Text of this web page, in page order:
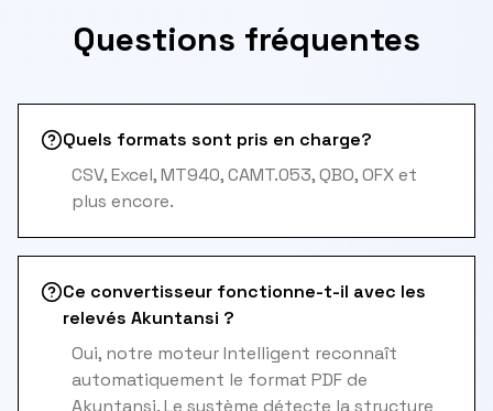
Questions fréquentes
Quels formats sont pris en charge?
CSV, Excel, MT940, CAMT.053, QBO, OFX et
plus encore.
Ce convertisseur fonctionne-t-il avec les
relevés Akuntansi ?
Oui, notre moteur Intelligent reconnaît
automatiquement le format PDF de
Akuntansi. Le système détecte la structure